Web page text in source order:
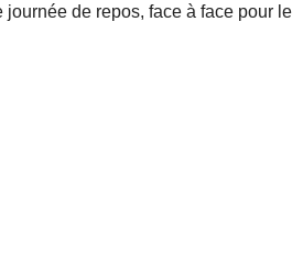
journée de repos, face à face pour le